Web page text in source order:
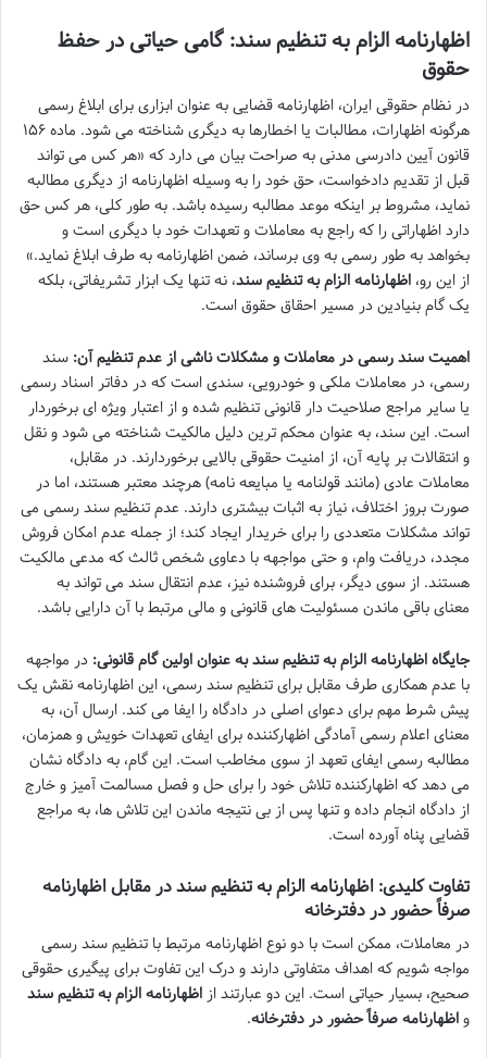
اظهارنامه الزام به تنظیم سند: گامی حیاتی در حفظ
حقوق
در نظام حقوقی ایران، اظهارنامه قضایی به عنوان ابزاری برای ابلاغ رسمی
هرگونه اظهارات، مطالبات یا اخطارها به دیگری شناخته می شود. ماده ۱۵۶
قانون آیین دادرسی مدنی به صراحت بیان می دارد که «هر کس می تواند
قبل از تقدیم دادخواست، حق خود را به وسیله اظهارنامه از دیگری مطالبه
نماید، مشروط بر اینکه موعد مطالبه رسیده باشد. به طور کلی، هر کس حق
دارد اظهاراتی را که راجع به معاملات و تعهدات خود با دیگری است و
بخواهد به طور رسمی به وی برساند، ضمن اظهارنامه به طرف ابلاغ نماید.»
از این رو، اظهارنامه الزام به تنظیم سند، نه تنها یک ابزار تشریفاتی، بلکه
یک گام بنیادین در مسیر احقاق حقوق است.
اهمیت سند رسمی در معاملات و مشکلات ناشی از عدم تنظیم آن: سند
رسمی، در معاملات ملکی و خودرویی، سندی است که در دفاتر اسناد رسمی
یا سایر مراجع صلاحیت دار قانونی تنظیم شده و از اعتبار ویژه ای برخوردار
است. این سند، به عنوان محکم ترین دلیل مالکیت شناخته می شود و نقل
و انتقالات بر پایه آن، از امنیت حقوقی بالایی برخوردارند. در مقابل،
معاملات عادی (مانند قولنامه یا مبایعه نامه) هرچند معتبر هستند، اما در
صورت بروز اختلاف، نیاز به اثبات بیشتری دارند. عدم تنظیم سند رسمی می
تواند مشکلات متعددی را برای خریدار ایجاد کند؛ از جمله عدم امکان فروش
مجدد، دریافت وام، و حتی مواجهه با دعاوی شخص ثالث که مدعی مالکیت
هستند. از سوی دیگر، برای فروشنده نیز، عدم انتقال سند می تواند به
معنای باقی ماندن مسئولیت های قانونی و مالی مرتبط با آن دارایی باشد.
جایگاه اظهارنامه الزام به تنظیم سند به عنوان اولین گام قانونی: در مواجهه
با عدم همکاری طرف مقابل برای تنظیم سند رسمی، این اظهارنامه نقش یک
پیش شرط مهم برای دعوای اصلی در دادگاه را ایفا می کند. ارسال آن، به
معنای اعلام رسمی آمادگی اظهارکننده برای ایفای تعهدات خویش و همزمان،
مطالبه رسمی ایفای تعهد از سوی مخاطب است. این گام، به دادگاه نشان
می دهد که اظهارکننده تلاش خود را برای حل و فصل مسالمت آمیز و خارج
از دادگاه انجام داده و تنها پس از بی نتیجه ماندن این تلاش ها، به مراجع
قضایی پناه آورده است.
تفاوت کلیدی: اظهارنامه الزام به تنظیم سند در مقابل اظهارنامه
صرفاً حضور در دفترخانه
در معاملات، ممکن است با دو نوع اظهارنامه مرتبط با تنظیم سند رسمی
مواجه شویم که اهداف متفاوتی دارند و درک این تفاوت برای پیگیری حقوقی
صحیح، بسیار حیاتی است. این دو عبارتند از اظهارنامه الزام به تنظیم سند
واظهارنامه صرفاً حضور در دفترخانه.